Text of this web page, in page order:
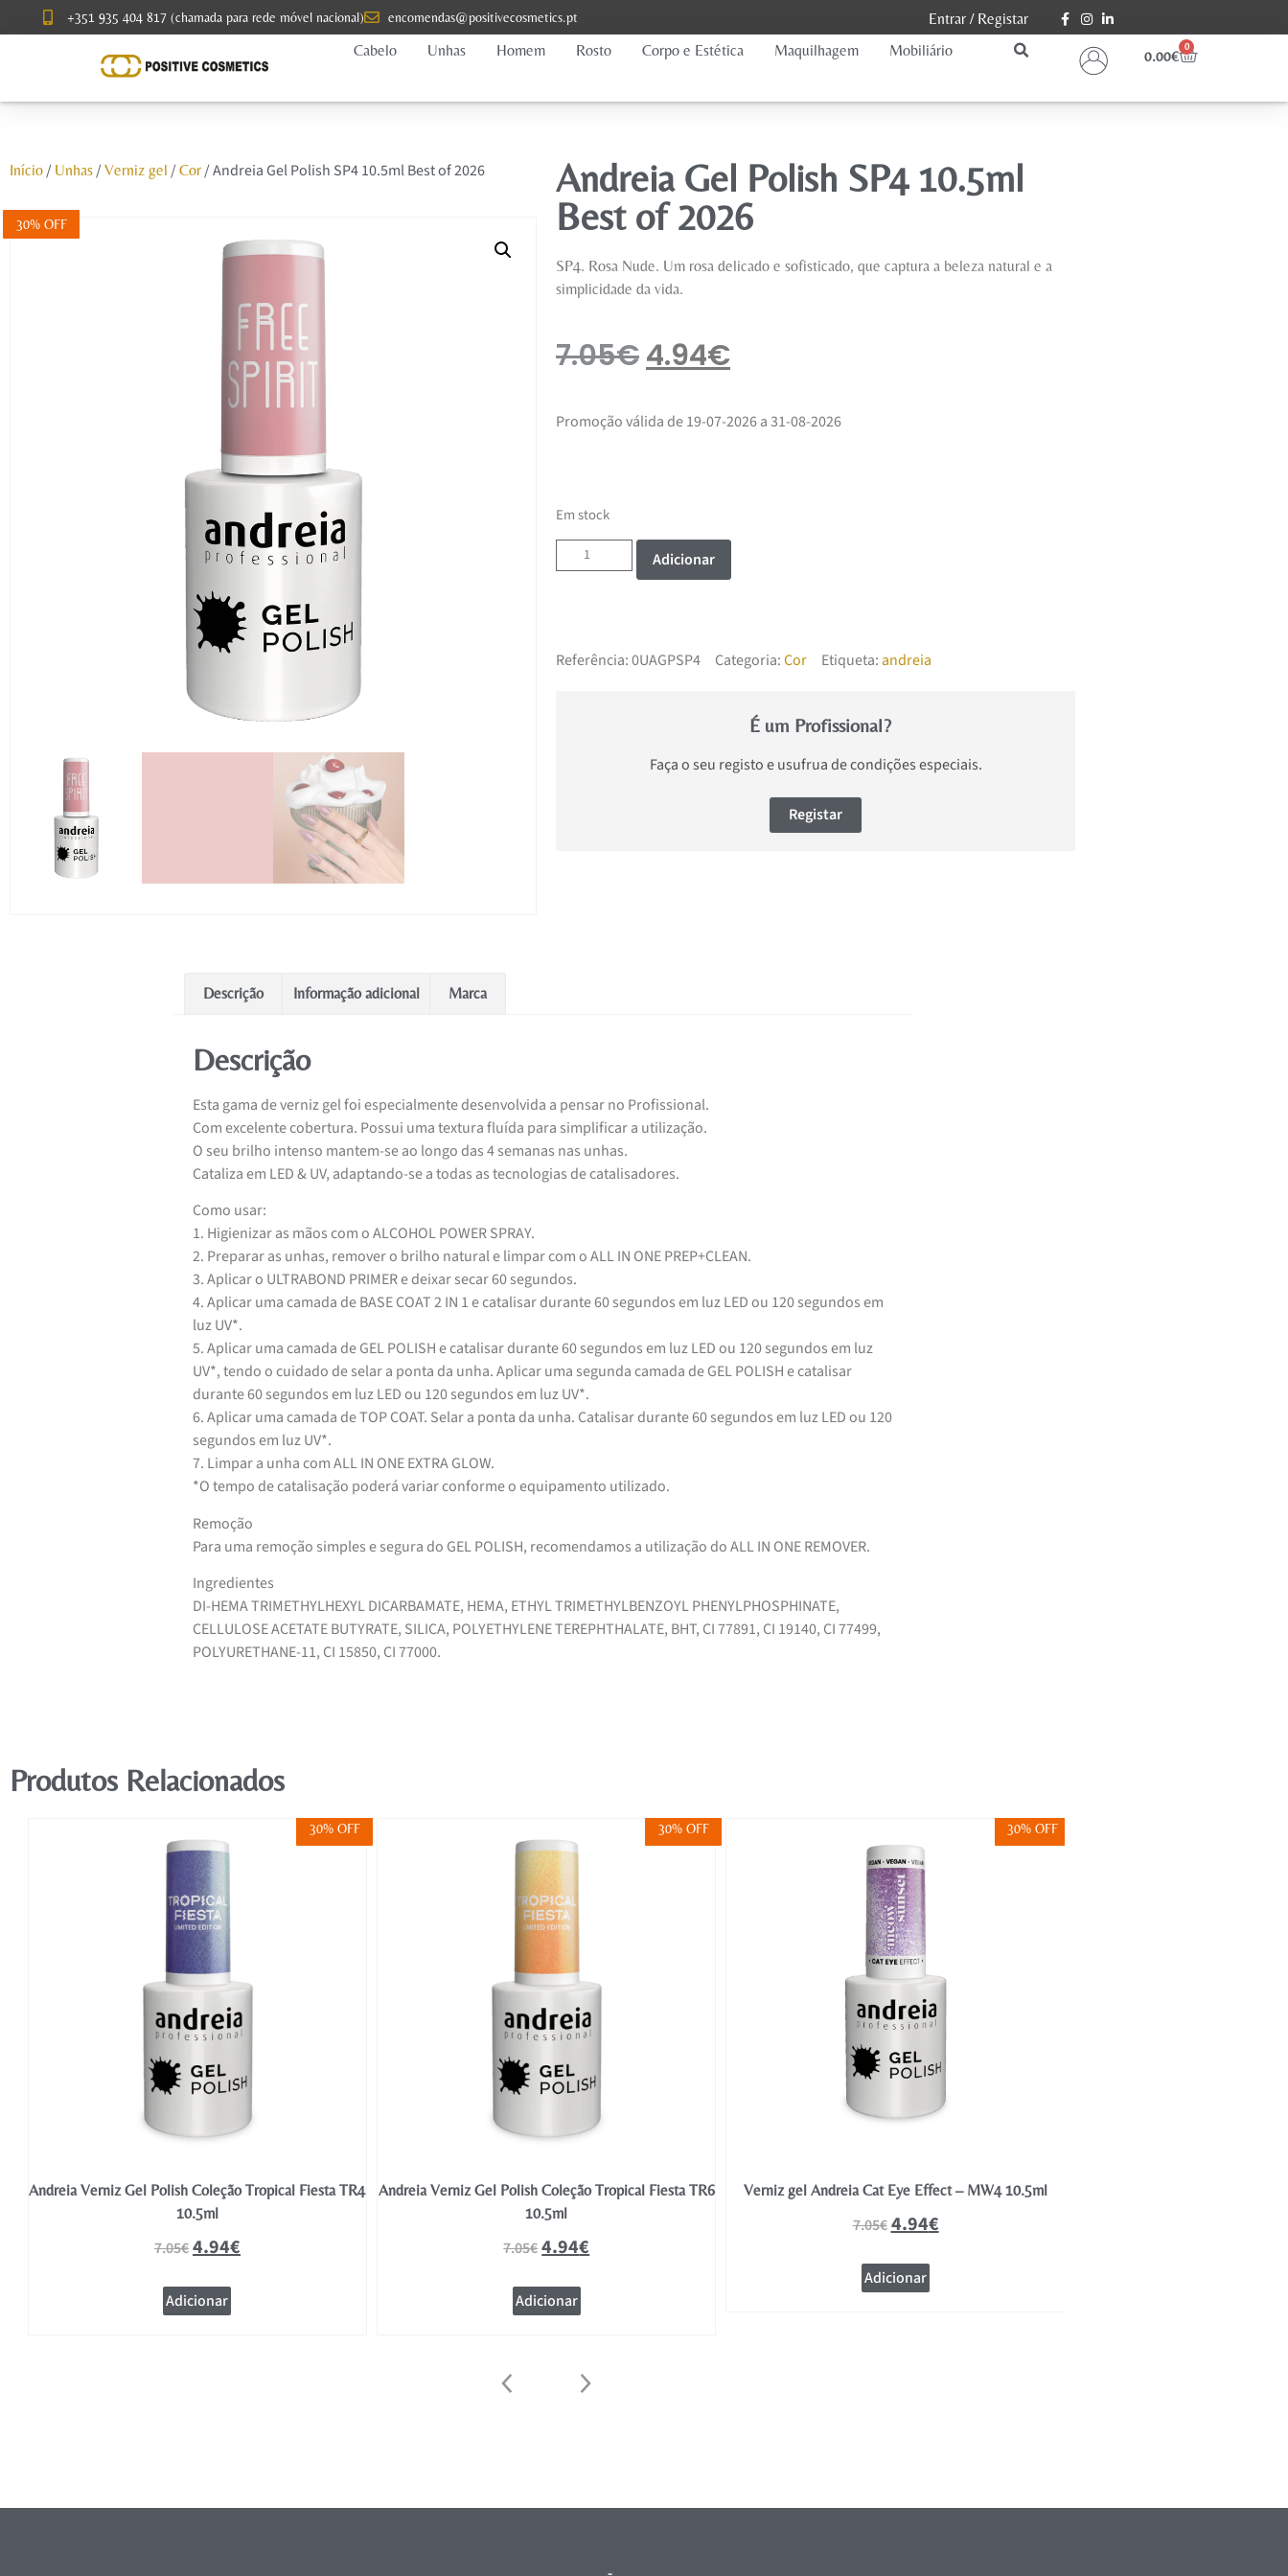
+351 935 404 817 (chamada para rede móvel nacional) encomendas@positivecosmetics.pt Entrar/ Registar
Cabelo
Unhas Homem Rosto Corpo e Estética Maquilhagem Mobiliário 0.00€
0
Início/ Unhas/ Verniz gel / Cor/ Andreia Gel Polish SP4 10.5ml Best of 2026
30% OFF
Andreia Gel Polish SP4 10.5ml
Best of 2026
SP4. Rosa Nude. Um rosa delicado e sofisticado, que captura a beleza natural e a
simplicidade da vida.
7.05€4.94€
Promoção válida de 19-07-2026 a 31-08-2026
Em stock
Adicionar
Referência:0UAGPSP4 Categoria:Cor Etiqueta:andreia
É um Profissional?
Faça o seu registo e usufrua de condições especiais.
Registar
Descrição Informação adicional Marca
Descrição
Esta gama de verniz gel foi especialmente desenvolvida a pensar no Profissional.
Com excelente cobertura. Possui uma textura fluída para simplificar a utilização.
O seu brilho intenso mantem-se ao longo das 4 semanas nas unhas.
Cataliza em LED & UV, adaptando-se a todas as tecnologias de catalisadores.
Como usar:
1. Higienizar as mãos com o ALCOHOL POWER SPRAY.
2. Preparar as unhas, remover o brilho natural e limpar com o ALL IN ONE PREP+CLEAN.
3. Aplicar o ULTRABOND PRIMER e deixar secar 60 segundos.
4. Aplicar uma camada de BASE COAT 2 IN 1 e catalisar durante 60 segundos em luz LED ou 120 segundos em
luz UV*.
5. Aplicar uma camada de GEL POLISH e catalisar durante 60 segundos em luz LED ou 120 segundos em luz
UV*, tendo o cuidado de selar a ponta da unha. Aplicar uma segunda camada de GEL POLISH e catalisar
durante 60 segundos em luz LED ou 120 segundos em luz UV*.
6. Aplicar uma camada de TOP COAT. Selar a ponta da unha. Catalisar durante 60 segundos em luz LED ou 120
segundos em luz UV*.
7. Limpar a unha com ALL IN ONE EXTRA GLOW.
*O tempo de catalisação poderá variar conforme o equipamento utilizado.
Remoção
Para uma remoção simples e segura do GEL POLISH, recomendamos a utilização do ALL IN ONE REMOVER.
Ingredientes
DI-HEMA TRIMETHYLHEXYL DICARBAMATE, HEMA, ETHYL TRIMETHYLBENZOYL PHENYLPHOSPHINATE,
CELLULOSE ACETATE BUTYRATE, SILICA, POLYETHYLENE TEREPHTHALATE, BHT, CI 77891, CI 19140, CI 77499,
POLYURETHANE-11, CI 15850, CI 77000.
Produtos Relacionados
30% OFF
Andreia Verniz Gel Polish Coleção Tropical Fiesta TR4
10.5ml
7.05€4.94€
Adicionar
30% OFF
Andreia Verniz Gel Polish Coleção Tropical Fiesta TR6
10.5ml
7.05€4.94€
Adicionar
30% OFF
Verniz gel Andreia Cat Eye Effect – MW4 10.5ml
7.05€4.94€
Adicionar